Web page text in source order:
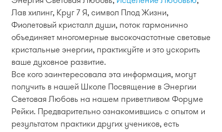
Лав хилинг, Круг 7 Я, символ Плод Жизни,
Фиолетовый кристалл души, поток гармонично
объединяет многомерные высокочастотные световые
кристальные энергии, практикуйте и это ускорить
ваше духовное развитие.
Все кого заинтересовала эта информация, могут
получить в нашей Школе Посвящение в Энергии
Световая Любовь на нашем приветливом Форуме
Рейки. Предварительно ознакомившись с опытом и
результатом практики других учеников, есть